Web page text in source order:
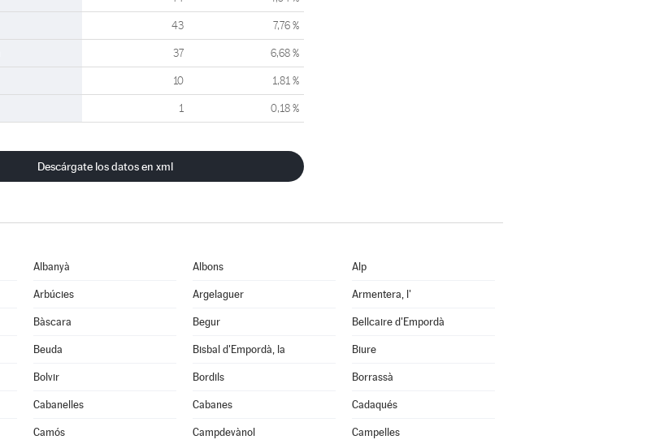
43 7,76 %
37 6,68 %
10 1,81 %
1 0,18 %
Descárgate los datos en xml
Albanyà Albons Alp
Arbúcies Argelaguer Armentera, l'
Bàscara Begur Bellcaire d'Empordà
Beuda Bisbal d'Empordà, la Biure
Bolvir Bordils Borrassà
Cabanelles Cabanes Cadaqués
Camós Campdevànol Campelles